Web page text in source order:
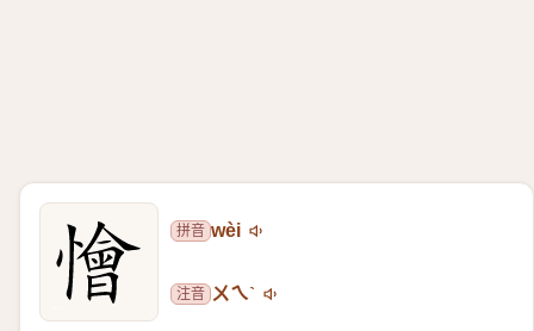
拼音 wèi
注音 ㄨㄟˋ